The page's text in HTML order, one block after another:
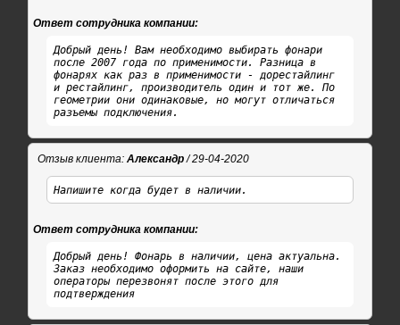
Ответ сотрудника компании:
Добрый день! Вам необходимо выбирать фонари
после 2007 года по применимости. Разница в
фонарях как раз в применимости - дорестайлинг
и рестайлинг, производитель один и тот же. По
геометрии они одинаковые, но могут отличаться
разъемы подключения.
Отзыв клиента: Александр/ 29-04-2020
Напишите когда будет в наличии.
Ответ сотрудника компании:
Добрый день! Фонарь в наличии, цена актуальна.
Заказ необходимо оформить на сайте, наши
операторы перезвонят после этого для
подтверждения